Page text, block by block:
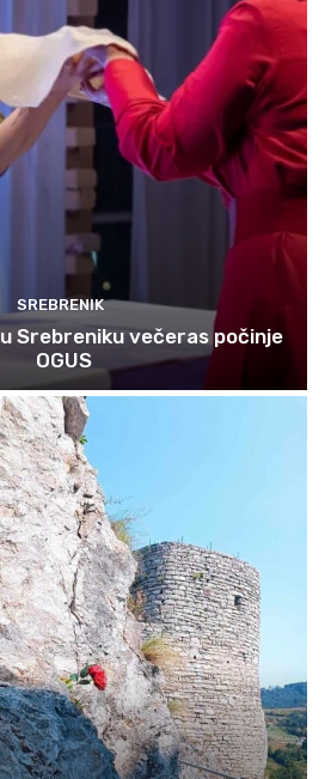
SREBRENIK
Srebreniku večeras počinje
OGUS